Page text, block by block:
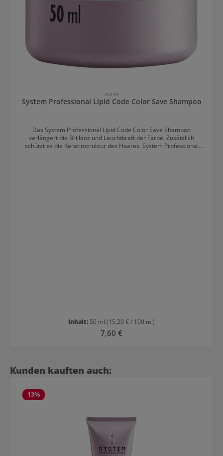
75144
System Professional Lipid Code Color Save Shampoo
Das System Professional Lipid Code Color Save Shampoo
verlängert die Brillanz und Leuchtkraft der Farbe. Zusätzlich
schützt es die Keratinstruktur des Haares. System Professional
Inhalt: 50 ml (15,20 € / 100 ml)
Regulärer Preis:
7,60 €
Produktgalerie überspringen
Kunden kauften auch:
13%